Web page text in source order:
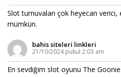
Slot turnuvaları çok heyecan
mümkün.
bahis siteleri linkleri
21/10/2024 pukul 2:03 am
En sevdiğim slot oyunu The